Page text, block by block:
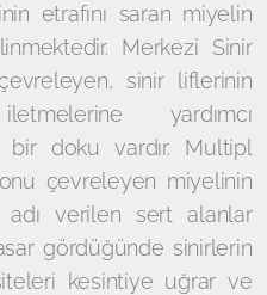
etrafını saran miyelin
Merkezi Sinir
sinir liflerinin
yardımcı
doku vardır. Multipl
çevreleyen miyelinin
adı verilen sert alanlar
gördüğünde sinirlerin
kesintiye uğrar ve